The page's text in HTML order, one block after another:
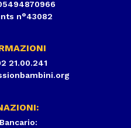
n°43082
21.00.241